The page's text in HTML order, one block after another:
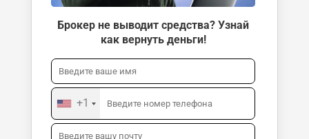
Брокер не выводит средства? Узнай
как вернуть деньги!
+1